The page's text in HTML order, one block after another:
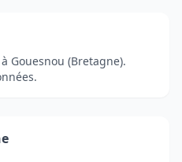
Gouesnou (Bretagne).